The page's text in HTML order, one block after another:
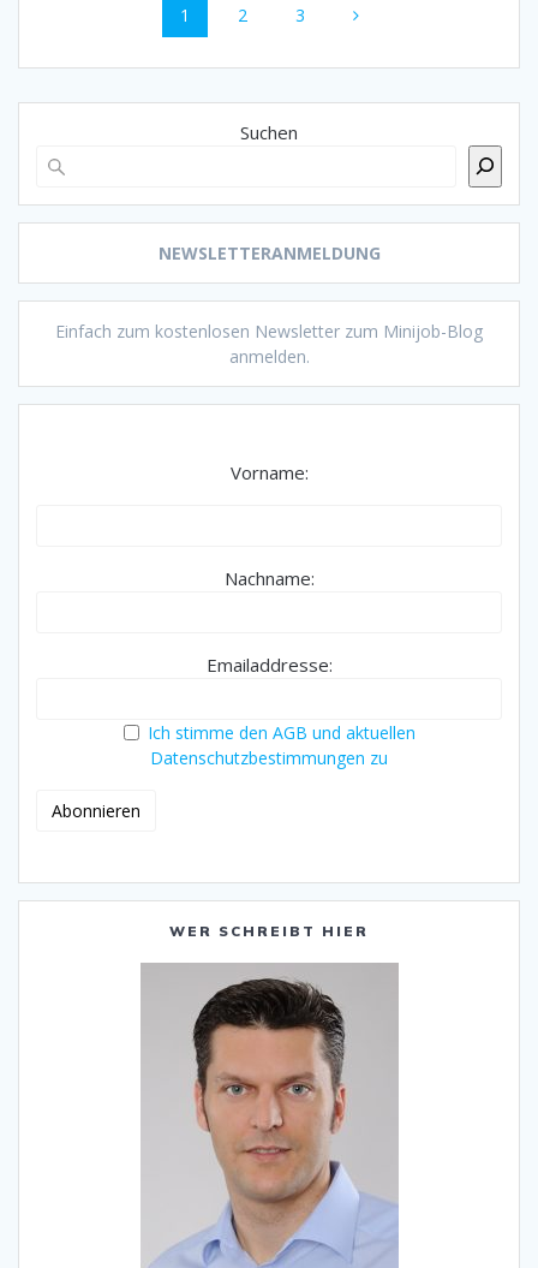
Seite
1 Seite
2 Seite
3
Suchen
NEWSLETTERANMELDUNG
Einfach zum kostenlosen Newsletter zum Minijob-Blog
anmelden.
Vorname:
Nachname:
Emailaddresse:
Ich stimme den AGB und aktuellen
Datenschutzbestimmungen zu
WER SCHREIBT HIER